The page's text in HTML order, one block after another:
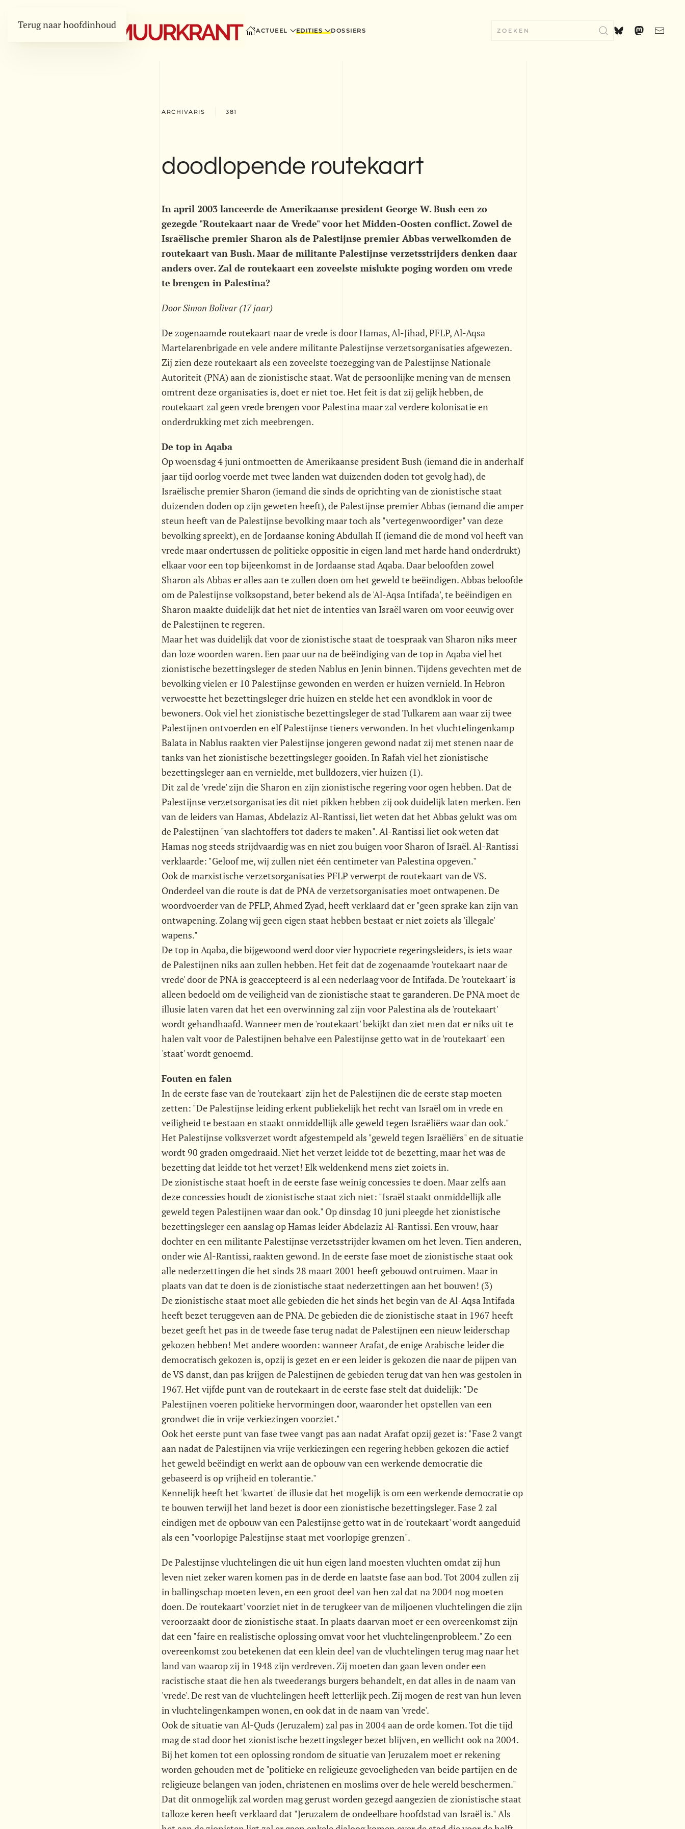
Terug naar hoofdinhoud ACTUEEL EDITIES DOSSIERS
ARCHIVARIS 381
doodlopende routekaart
In april 2003 lanceerde de Amerikaanse president George W. Bush een zo
gezegde "Routekaart naar de Vrede" voor het Midden-Oosten conflict. Zowel de
Israëlische premier Sharon als de Palestijnse premier Abbas verwelkomden de
routekaart van Bush. Maar de militante Palestijnse verzetsstrijders denken daar
anders over. Zal de routekaart een zoveelste mislukte poging worden om vrede
te brengen in Palestina?
Door Simon Bolivar (17 jaar)
De zogenaamde routekaart naar de vrede is door Hamas, Al-Jihad, PFLP, Al-Aqsa
Martelarenbrigade en vele andere militante Palestijnse verzetsorganisaties afgewezen.
Zij zien deze routekaart als een zoveelste toezegging van de Palestijnse Nationale
Autoriteit (PNA) aan de zionistische staat. Wat de persoonlijke mening van de mensen
omtrent deze organisaties is, doet er niet toe. Het feit is dat zij gelijk hebben, de
routekaart zal geen vrede brengen voor Palestina maar zal verdere kolonisatie en
onderdrukking met zich meebrengen.
De top in Aqaba
Op woensdag 4 juni ontmoetten de Amerikaanse president Bush (iemand die in anderhalf
jaar tijd oorlog voerde met twee landen wat duizenden doden tot gevolg had), de
Israëlische premier Sharon (iemand die sinds de oprichting van de zionistische staat
duizenden doden op zijn geweten heeft), de Palestijnse premier Abbas (iemand die amper
steun heeft van de Palestijnse bevolking maar toch als "vertegenwoordiger" van deze
bevolking spreekt), en de Jordaanse koning Abdullah II (iemand die de mond vol heeft van
vrede maar ondertussen de politieke oppositie in eigen land met harde hand onderdrukt)
elkaar voor een top bijeenkomst in de Jordaanse stad Aqaba. Daar beloofden zowel
Sharon als Abbas er alles aan te zullen doen om het geweld te beëindigen. Abbas beloofde
om de Palestijnse volksopstand, beter bekend als de 'Al-Aqsa Intifada', te beëindigen en
Sharon maakte duidelijk dat het niet de intenties van Israël waren om voor eeuwig over
de Palestijnen te regeren.
Maar het was duidelijk dat voor de zionistische staat de toespraak van Sharon niks meer
dan loze woorden waren. Een paar uur na de beëindiging van de top in Aqaba viel het
zionistische bezettingsleger de steden Nablus en Jenin binnen. Tijdens gevechten met de
bevolking vielen er 10 Palestijnse gewonden en werden er huizen vernield. In Hebron
verwoestte het bezettingsleger drie huizen en stelde het een avondklok in voor de
bewoners. Ook viel het zionistische bezettingsleger de stad Tulkarem aan waar zij twee
Palestijnen ontvoerden en elf Palestijnse tieners verwonden. In het vluchtelingenkamp
Balata in Nablus raakten vier Palestijnse jongeren gewond nadat zij met stenen naar de
tanks van het zionistische bezettingsleger gooiden. In Rafah viel het zionistische
bezettingsleger aan en vernielde, met bulldozers, vier huizen (1).
Dit zal de 'vrede' zijn die Sharon en zijn zionistische regering voor ogen hebben. Dat de
Palestijnse verzetsorganisaties dit niet pikken hebben zij ook duidelijk laten merken. Een
van de leiders van Hamas, Abdelaziz Al-Rantissi, liet weten dat het Abbas gelukt was om
de Palestijnen "van slachtoffers tot daders te maken". Al-Rantissi liet ook weten dat
Hamas nog steeds strijdvaardig was en niet zou buigen voor Sharon of Israël. Al-Rantissi
verklaarde: "Geloof me, wij zullen niet één centimeter van Palestina opgeven."
Ook de marxistische verzetsorganisaties PFLP verwerpt de routekaart van de VS.
Onderdeel van die route is dat de PNA de verzetsorganisaties moet ontwapenen. De
woordvoerder van de PFLP, Ahmed Zyad, heeft verklaard dat er "geen sprake kan zijn van
ontwapening. Zolang wij geen eigen staat hebben bestaat er niet zoiets als 'illegale'
wapens."
De top in Aqaba, die bijgewoond werd door vier hypocriete regeringsleiders, is iets waar
de Palestijnen niks aan zullen hebben. Het feit dat de zogenaamde 'routekaart naar de
vrede' door de PNA is geaccepteerd is al een nederlaag voor de Intifada. De 'routekaart' is
alleen bedoeld om de veiligheid van de zionistische staat te garanderen. De PNA moet de
illusie laten varen dat het een overwinning zal zijn voor Palestina als de 'routekaart'
wordt gehandhaafd. Wanneer men de 'routekaart' bekijkt dan ziet men dat er niks uit te
halen valt voor de Palestijnen behalve een Palestijnse getto wat in de 'routekaart' een
'staat' wordt genoemd.
Fouten en falen
In de eerste fase van de 'routekaart' zijn het de Palestijnen die de eerste stap moeten
zetten: "De Palestijnse leiding erkent publiekelijk het recht van Israël om in vrede en
veiligheid te bestaan en staakt onmiddellijk alle geweld tegen Israëliërs waar dan ook."
Het Palestijnse volksverzet wordt afgestempeld als "geweld tegen Israëliërs" en de situatie
wordt 90 graden omgedraaid. Niet het verzet leidde tot de bezetting, maar het was de
bezetting dat leidde tot het verzet! Elk weldenkend mens ziet zoiets in.
De zionistische staat hoeft in de eerste fase weinig concessies te doen. Maar zelfs aan
deze concessies houdt de zionistische staat zich niet: "Israël staakt onmiddellijk alle
geweld tegen Palestijnen waar dan ook." Op dinsdag 10 juni pleegde het zionistische
bezettingsleger een aanslag op Hamas leider Abdelaziz Al-Rantissi. Een vrouw, haar
dochter en een militante Palestijnse verzetsstrijder kwamen om het leven. Tien anderen,
onder wie Al-Rantissi, raakten gewond. In de eerste fase moet de zionistische staat ook
alle nederzettingen die het sinds 28 maart 2001 heeft gebouwd ontruimen. Maar in
plaats van dat te doen is de zionistische staat nederzettingen aan het bouwen! (3)
De zionistische staat moet alle gebieden die het sinds het begin van de Al-Aqsa Intifada
heeft bezet teruggeven aan de PNA. De gebieden die de zionistische staat in 1967 heeft
bezet geeft het pas in de tweede fase terug nadat de Palestijnen een nieuw leiderschap
gekozen hebben! Met andere woorden: wanneer Arafat, de enige Arabische leider die
democratisch gekozen is, opzij is gezet en er een leider is gekozen die naar de pijpen van
de VS danst, dan pas krijgen de Palestijnen de gebieden terug dat van hen was gestolen in
1967. Het vijfde punt van de routekaart in de eerste fase stelt dat duidelijk: "De
Palestijnen voeren politieke hervormingen door, waaronder het opstellen van een
grondwet die in vrije verkiezingen voorziet."
Ook het eerste punt van fase twee vangt pas aan nadat Arafat opzij gezet is: "Fase 2 vangt
aan nadat de Palestijnen via vrije verkiezingen een regering hebben gekozen die actief
het geweld beëindigt en werkt aan de opbouw van een werkende democratie die
gebaseerd is op vrijheid en tolerantie."
Kennelijk heeft het 'kwartet' de illusie dat het mogelijk is om een werkende democratie op
te bouwen terwijl het land bezet is door een zionistische bezettingsleger. Fase 2 zal
eindigen met de opbouw van een Palestijnse getto wat in de 'routekaart' wordt aangeduid
als een "voorlopige Palestijnse staat met voorlopige grenzen".
De Palestijnse vluchtelingen die uit hun eigen land moesten vluchten omdat zij hun
leven niet zeker waren komen pas in de derde en laatste fase aan bod. Tot 2004 zullen zij
in ballingschap moeten leven, en een groot deel van hen zal dat na 2004 nog moeten
doen. De 'routekaart' voorziet niet in de terugkeer van de miljoenen vluchtelingen die zijn
veroorzaakt door de zionistische staat. In plaats daarvan moet er een overeenkomst zijn
dat een "faire en realistische oplossing omvat voor het vluchtelingenprobleem." Zo een
overeenkomst zou betekenen dat een klein deel van de vluchtelingen terug mag naar het
land van waarop zij in 1948 zijn verdreven. Zij moeten dan gaan leven onder een
racistische staat die hen als tweederangs burgers behandelt, en dat alles in de naam van
'vrede'. De rest van de vluchtelingen heeft letterlijk pech. Zij mogen de rest van hun leven
in vluchtelingenkampen wonen, en ook dat in de naam van 'vrede'.
Ook de situatie van Al-Quds (Jeruzalem) zal pas in 2004 aan de orde komen. Tot die tijd
mag de stad door het zionistische bezettingsleger bezet blijven, en wellicht ook na 2004.
Bij het komen tot een oplossing rondom de situatie van Jeruzalem moet er rekening
worden gehouden met de "politieke en religieuze gevoeligheden van beide partijen en de
religieuze belangen van joden, christenen en moslims over de hele wereld beschermen."
Dat dit onmogelijk zal worden mag gerust worden gezegd aangezien de zionistische staat
talloze keren heeft verklaard dat "Jeruzalem de ondeelbare hoofdstad van Israël is." Als